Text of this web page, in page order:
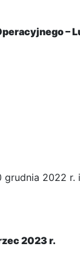
–
2022 r.
2023 r.